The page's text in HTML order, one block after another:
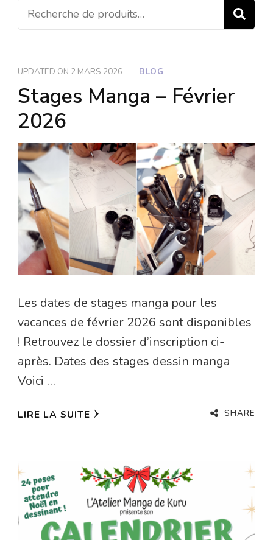
pour :
UPDATED ON 2 MARS 2026 BLOG
Stages Manga – Février
2026
Les dates de stages manga pour les
vacances de février 2026 sont disponibles
! Retrouvez le dossier d’inscription ci-
après. Dates des stages dessin manga
Voici …
LIRE LA SUITE SHARE